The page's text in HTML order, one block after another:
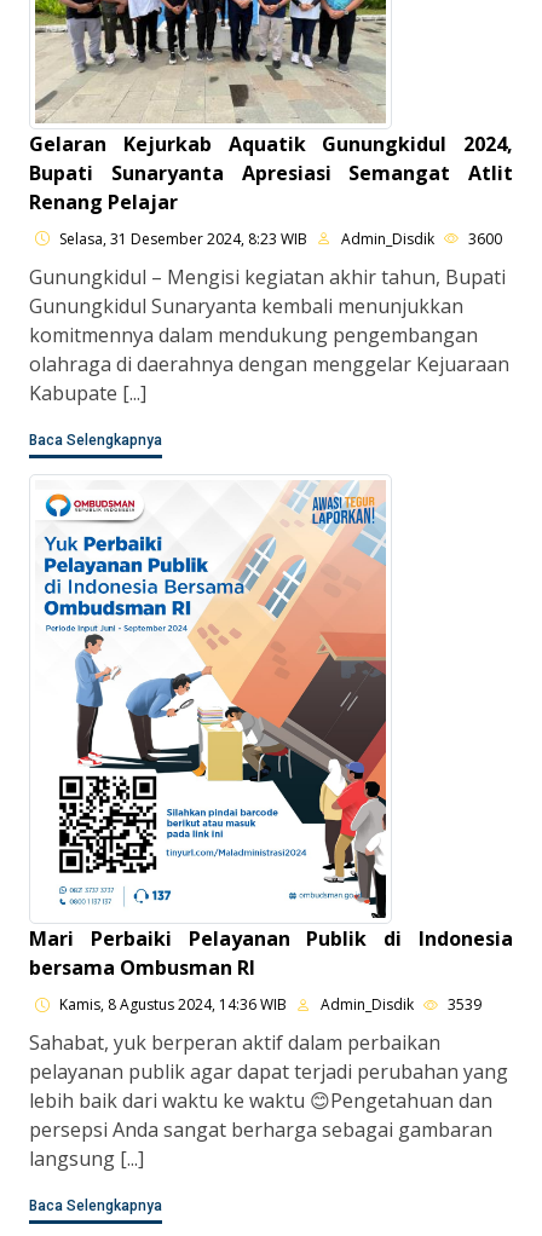
Gelaran Kejurkab Aquatik Gunungkidul 2024,
Bupati Sunaryanta Apresiasi Semangat Atlit
Renang Pelajar
Selasa, 31 Desember 2024, 8:23 WIB Admin_Disdik 3600
Gunungkidul – Mengisi kegiatan akhir tahun, Bupati
Gunungkidul Sunaryanta kembali menunjukkan
komitmennya dalam mendukung pengembangan
olahraga di daerahnya dengan menggelar Kejuaraan
Kabupate [...]
Baca Selengkapnya
Mari Perbaiki Pelayanan Publik di Indonesia
bersama Ombusman RI
Kamis, 8 Agustus 2024, 14:36 WIB Admin_Disdik 3539
Sahabat, yuk berperan aktif dalam perbaikan
pelayanan publik agar dapat terjadi perubahan yang
lebih baik dari waktu ke waktu 😊Pengetahuan dan
persepsi Anda sangat berharga sebagai gambaran
langsung [...]
Baca Selengkapnya